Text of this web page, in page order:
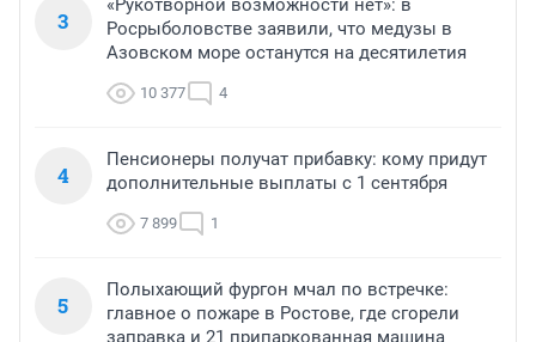
3
«Рукотворной возможности нет»: в
Росрыболовстве заявили, что медузы в
Азовском море останутся на десятилетия
10 377 4
4
Пенсионеры получат прибавку: кому придут
дополнительные выплаты с 1 сентября
7 899 1
5
Полыхающий фургон мчал по встречке:
главное о пожаре в Ростове, где сгорели
заправка и 21 припаркованная машина